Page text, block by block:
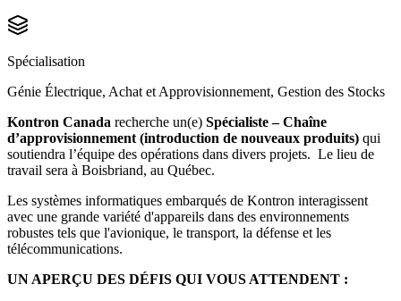
Spécialisation
Génie Électrique, Achat et Approvisionnement, Gestion des Stocks
Kontron Canada recherche un(e) Spécialiste – Chaîne
d’approvisionnement (introduction de nouveaux produits) qui
soutiendra l’équipe des opérations dans divers projets. Le lieu de
travail sera à Boisbriand, au Québec.
Les systèmes informatiques embarqués de Kontron interagissent
avec une grande variété d'appareils dans des environnements
robustes tels que l'avionique, le transport, la défense et les
télécommunications.
UN APERÇU DES DÉFIS QUI VOUS ATTENDENT :